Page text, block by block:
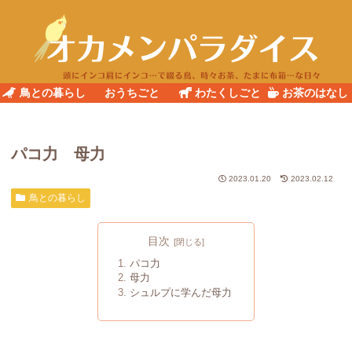
鳥との暮らし おうちごと わたくしごと お茶のはなし
パコ力 母力
2023.01.20 2023.02.12
鳥との暮らし
目次
パコ力
母力
シュルプに学んだ母力